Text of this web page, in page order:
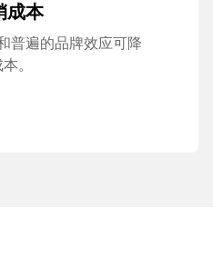
成本
普遍的品牌效应可降
。